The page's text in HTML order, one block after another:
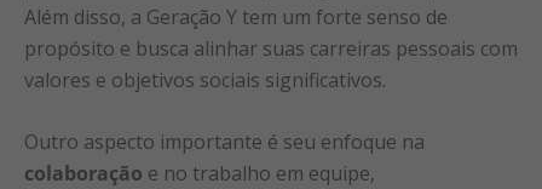
Além disso, a Geração Y tem um forte senso de
propósito e busca alinhar suas carreiras pessoais com
valores e objetivos sociais significativos.
Outro aspecto importante é seu enfoque na
colaboração e no trabalho em equipe,